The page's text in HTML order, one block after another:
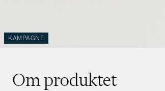
KAMPAGNE
Om produktet